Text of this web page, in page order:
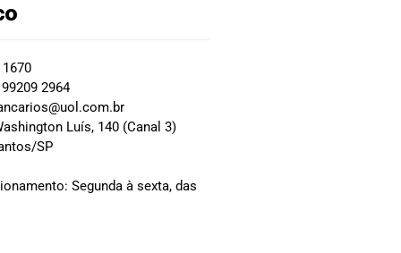
2964
Luís, 140 (Canal 3)
SP
Segunda à sexta, das